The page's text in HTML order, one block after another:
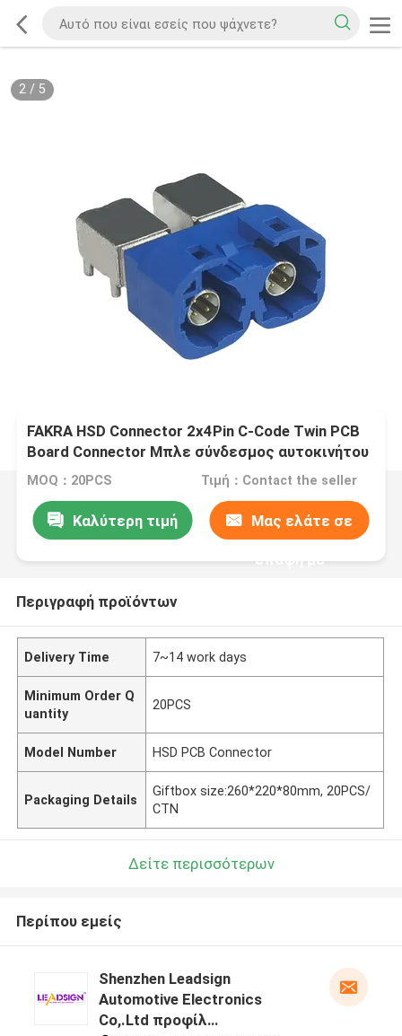
2/ 5
FAKRA HSD Connector 2x4Pin C-Code Twin PCB
Board Connector Μπλε σύνδεσμος αυτοκινήτου
MOQ：20PCS Τιμή：Contact the seller
Καλύτερη τιμή Μας ελάτε σε
επαφή με
Περιγραφή προϊόντων
Delivery Time 7~14 work days
Minimum Order Q
uantity
20PCS
Model Number HSD PCB Connector
Packaging Details
Giftbox size:260*220*80mm, 20PCS/
CTN
Δείτε περισσότερων
Περίπου εμείς
Shenzhen Leadsign
Automotive Electronics
Co,.Ltd προφίλ